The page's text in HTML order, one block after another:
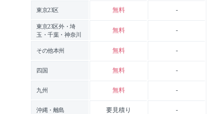
東京23区 無料 -
東京23区外・埼
玉・千葉・神奈川
無料 -
その他本州 無料 -
四国 無料 -
九州 無料 -
沖縄・離島 要見積り -